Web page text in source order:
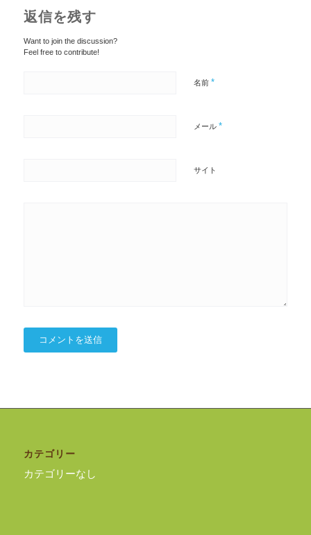
返信を残す
Want to join the discussion?
Feel free to contribute!
名前 *
メール *
サイト
カテゴリー
カテゴリーなし